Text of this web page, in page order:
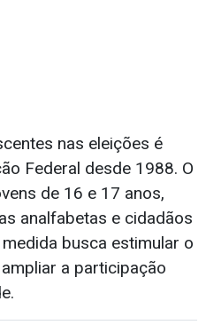
nas eleições é
Federal desde 1988. O
de 16 e 17 anos,
analfabetas e cidadãos
busca estimular o
a participação